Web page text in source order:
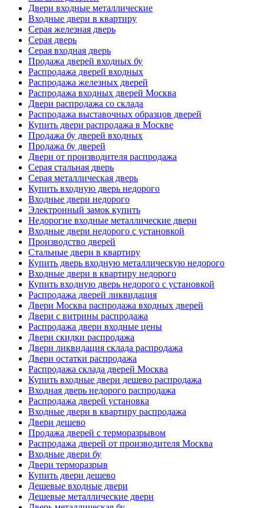
Двери входные металлические
Входные двери в квартиру
Серая железная дверь
Серая дверь
Серая входная дверь
Продажа дверей входных бу
Распродажа дверей входных
Распродажа железных дверей
Распродажа входных дверей Москва
Двери распродажа со склада
Распродажа выставочных образцов дверей
Купить двери распродажа в Москве
Продажа бу дверей входных
Продажа бу дверей
Двери от производителя распродажа
Серая стальная дверь
Серая металлическая дверь
Купить входную дверь недорого
Входные двери недорого
Электронный замок купить
Недорогие входные металлические двери
Входные двери недорого с установкой
Производство дверей
Стальные двери в квартиру
Купить дверь входную металлическую недорого
Входные двери в квартиру недорого
Купить входную дверь недорого с установкой
Распродажа дверей ликвидация
Двери Москва распродажа входных дверей
Двери с витрины распродажа
Распродажа двери входные цены
Двери скидки распродажа
Двери ликвидация склада распродажа
Двери остатки распродажа
Распродажа склада дверей Москва
Купить входные двери дешево распродажа
Входная дверь недорого распродажа
Распродажа дверей установка
Входные двери в квартиру распродажа
Двери дешево
Продажа дверей с терморазрывом
Распродажа дверей от производителя Москва
Входные двери бу
Двери терморазрыв
Купить двери дешево
Дешевые входные двери
Дешевые металлические двери